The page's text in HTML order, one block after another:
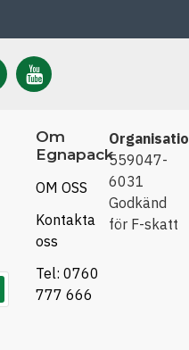
Om
Egnapack
OM OSS
Kontakta
oss
Tel: 0760
777 666
559047-
6031
Godkänd
för F-skatt